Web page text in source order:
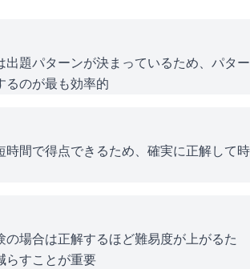
出題パターンが決まっているため、パター
るのが最も効率的
時間で得点できるため、確実に正解して時
の場合は正解するほど難易度が上がるた
らすことが重要